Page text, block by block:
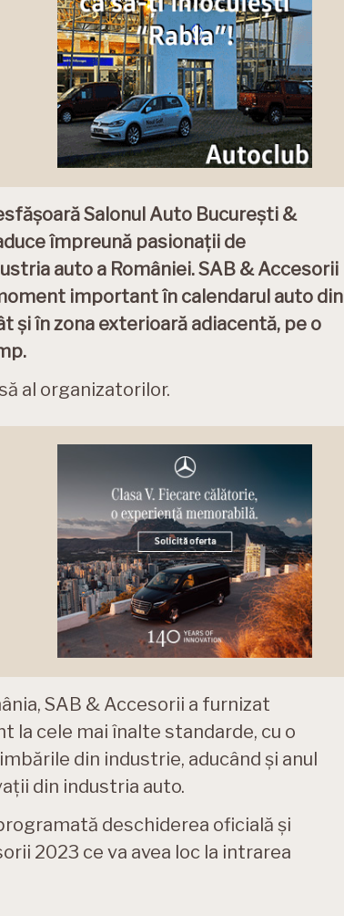
Salonul Auto București &
împreună pasionații de
auto a României. SAB & Accesorii
important în calendarul auto din
și în zona exterioară adiacentă, pe o
al organizatorilor.
SAB & Accesorii a furnizat
la cele mai înalte standarde, cu o
din industrie, aducând și anul
din industria auto.
deschiderea oficială și
2023 ce va avea loc la intrarea